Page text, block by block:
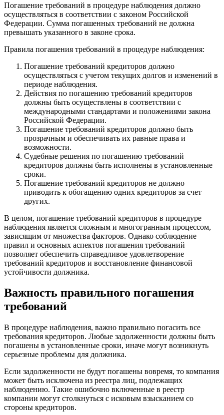
Погашение требований в процедуре наблюдения должно
осуществляться в соответствии с законом Российской
Федерации. Сумма погашенных требований не должна
превышать указанного в законе срока.
Правила погашения требований в процедуре наблюдения:
Погашение требований кредиторов должно
осуществляться с учетом текущих долгов и изменений в
периоде наблюдения.
Действия по погашению требований кредиторов
должны быть осуществлены в соответствии с
международными стандартами и положениями закона
Российской Федерации.
Погашение требований кредиторов должно быть
прозрачным и обеспечивать их равные права и
возможности.
Судебные решения по погашению требований
кредиторов должны быть исполнены в установленные
сроки.
Погашение требований кредиторов не должно
приводить к обогащению одних кредиторов за счет
других.
В целом, погашение требований кредиторов в процедуре
наблюдения является сложным и многогранным процессом,
зависящим от множества факторов. Однако соблюдение
правил и основных аспектов погашения требований
позволяет обеспечить справедливое удовлетворение
требований кредиторов и восстановление финансовой
устойчивости должника.
Важность правильного погашения
требований
В процедуре наблюдения, важно правильно погасить все
требования кредиторов. Любые задолженности должны быть
погашены в установленные сроки, иначе могут возникнуть
серьезные проблемы для должника.
Если задолженности не будут погашены вовремя, то компания
может быть исключена из реестра лиц, подлежащих
наблюдению. Такие ошибочно включенные в реестр
компании могут столкнуться с исковым взысканием со
стороны кредиторов.